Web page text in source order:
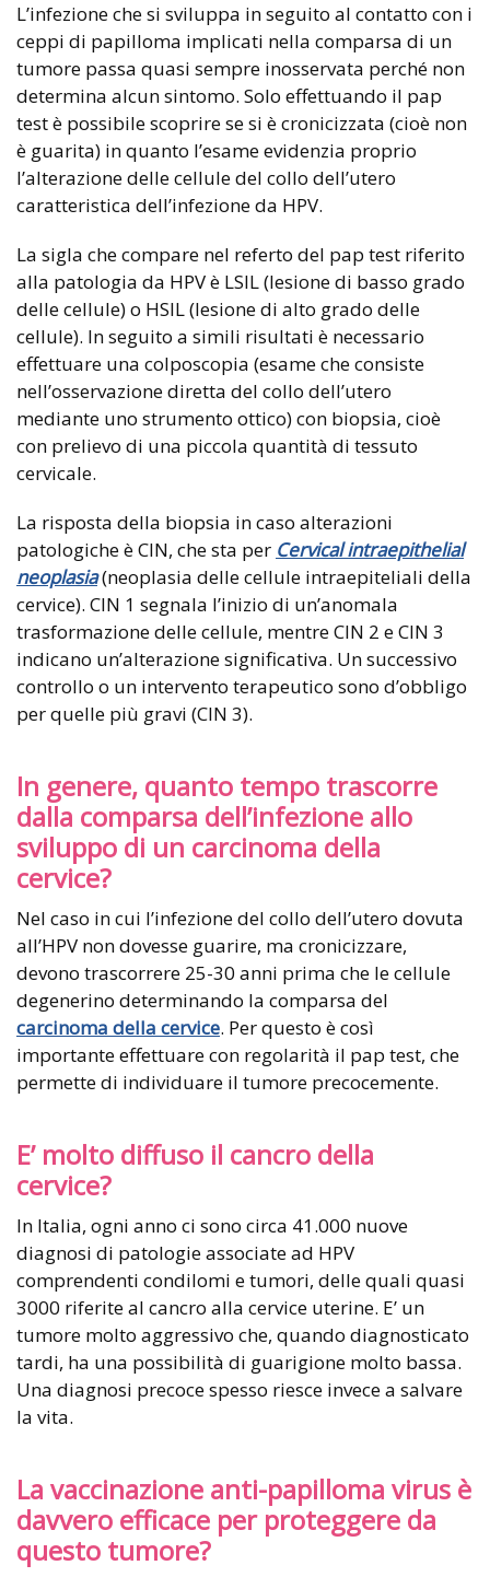
L’infezione che si sviluppa in seguito al contatto con i
ceppi di papilloma implicati nella comparsa di un
tumore passa quasi sempre inosservata perché non
determina alcun sintomo. Solo effettuando il pap
test è possibile scoprire se si è cronicizzata (cioè non
è guarita) in quanto l’esame evidenzia proprio
l’alterazione delle cellule del collo dell’utero
caratteristica dell’infezione da HPV.
La sigla che compare nel referto del pap test riferito
alla patologia da HPV è LSIL (lesione di basso grado
delle cellule) o HSIL (lesione di alto grado delle
cellule). In seguito a simili risultati è necessario
effettuare una colposcopia (esame che consiste
nell’osservazione diretta del collo dell’utero
mediante uno strumento ottico) con biopsia, cioè
con prelievo di una piccola quantità di tessuto
cervicale.
La risposta della biopsia in caso alterazioni
patologiche è CIN, che sta per Cervical intraepithelial
neoplasia(neoplasia delle cellule intraepiteliali della
cervice). CIN 1 segnala l’inizio di un’anomala
trasformazione delle cellule, mentre CIN 2 e CIN 3
indicano un’alterazione significativa. Un successivo
controllo o un intervento terapeutico sono d’obbligo
per quelle più gravi (CIN 3).
In genere, quanto tempo trascorre
dalla comparsa dell’infezione allo
sviluppo di un carcinoma della
cervice?
Nel caso in cui l’infezione del collo dell’utero dovuta
all’HPV non dovesse guarire, ma cronicizzare,
devono trascorrere 25-30 anni prima che le cellule
degenerino determinando la comparsa del
carcinoma della cervice. Per questo è così
importante effettuare con regolarità il pap test, che
permette di individuare il tumore precocemente.
E’ molto diffuso il cancro della
cervice?
In Italia, ogni anno ci sono circa 41.000 nuove
diagnosi di patologie associate ad HPV
comprendenti condilomi e tumori, delle quali quasi
3000 riferite al cancro alla cervice uterine. E’ un
tumore molto aggressivo che, quando diagnosticato
tardi, ha una possibilità di guarigione molto bassa.
Una diagnosi precoce spesso riesce invece a salvare
la vita.
La vaccinazione anti-papilloma virus è
davvero efficace per proteggere da
questo tumore?